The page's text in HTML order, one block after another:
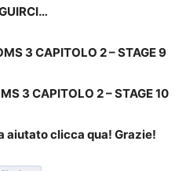
3 CAPITOLO 2 – STAGE 9
3 CAPITOLO 2 – STAGE 10
aiutato clicca qua! Grazie!